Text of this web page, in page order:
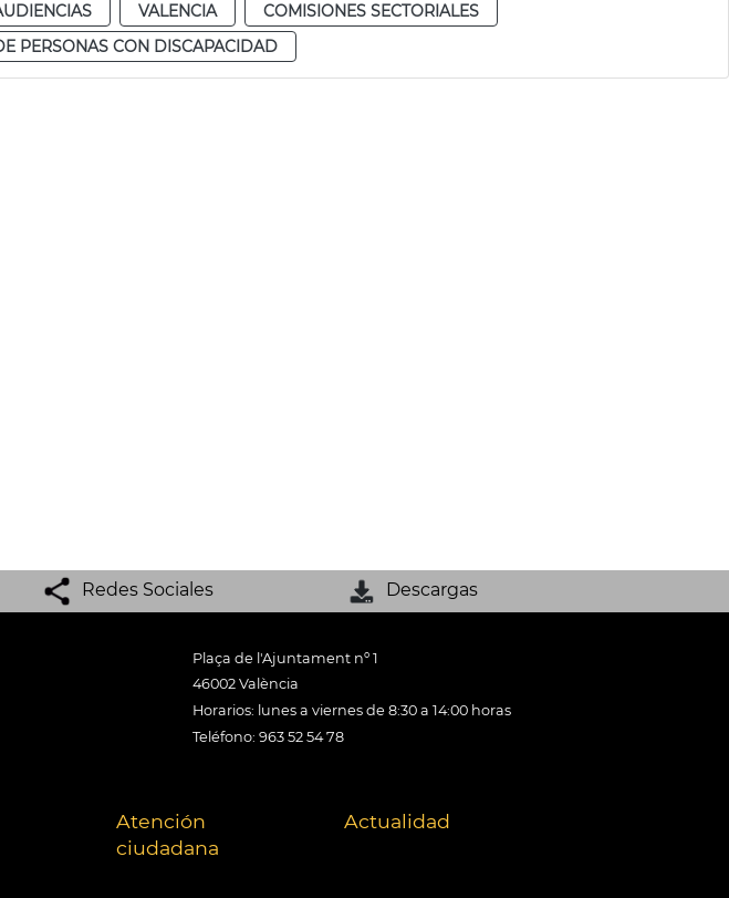
VALENCIA
COMISIONES SECTORIALES
PERSONAS CON DISCAPACIDAD
Redes Sociales Descargas
Plaça de l'Ajuntament nº 1
46002 València
Horarios: lunes a viernes de 8:30 a 14:00 horas
Teléfono: 963 52 54 78
Atención
ciudadana
Actualidad